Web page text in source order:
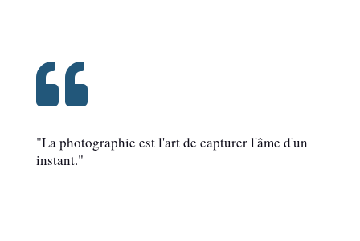

"La photographie est l'art de capturer l'âme d'un
instant."